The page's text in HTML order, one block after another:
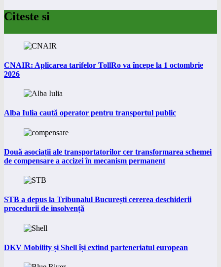
Citeste si
CNAIR: Aplicarea tarifelor TollRo va începe la 1 octombrie
2026
Alba Iulia caută operator pentru transportul public
Două asociații ale transportatorilor cer transformarea schemei
de compensare a accizei în mecanism permanent
STB a depus la Tribunalul București cererea deschiderii
procedurii de insolvență
DKV Mobility și Shell își extind parteneriatul european